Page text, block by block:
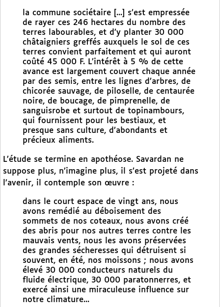
la commune sociétaire [...] s’est empressée
de rayer ces 246 hectares du nombre des
terres labourables, et d’y planter 30 000
châtaigniers greffés auxquels le sol de ces
terres convient parfaitement et qui auront
coûté 45 000 F. L’intérêt à 5 % de cette
avance est largement couvert chaque année
par des semis, entre les lignes d’arbres, de
chicorée sauvage, de piloselle, de centaurée
noire, de boucage, de pimprenelle, de
sanguisrobe et surtout de topinambours,
qui fournissent pour les bestiaux, et
presque sans culture, d’abondants et
précieux aliments.
L’étude se termine en apothéose. Savardan ne
suppose plus, n’imagine plus, il s’est projeté dans
l’avenir, il contemple son œuvre :
dans le court espace de vingt ans, nous
avons remédié au déboisement des
sommets de nos coteaux, nous avons créé
des abris pour nos autres terres contre les
mauvais vents, nous les avons préservées
des grandes sécheresses qui détruisent si
souvent, en été, nos moissons ; nous avons
élevé 30 000 conducteurs naturels du
fluide électrique, 30 000 paratonnerres, et
exercé ainsi une miraculeuse influence sur
notre climature...